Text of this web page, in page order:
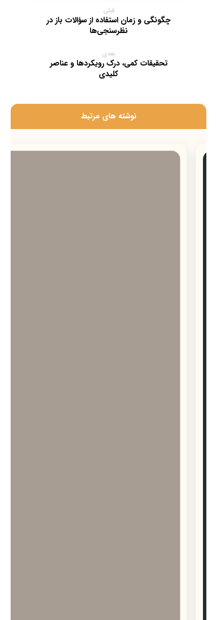
قبلی
چگونگی و زمان استفاده از سؤالات باز در
نظرسنجی‌ها
بعدی
تحقیقات کمی، درک رویکردها و عناصر
کلیدی
‫نوشته های مرتبط